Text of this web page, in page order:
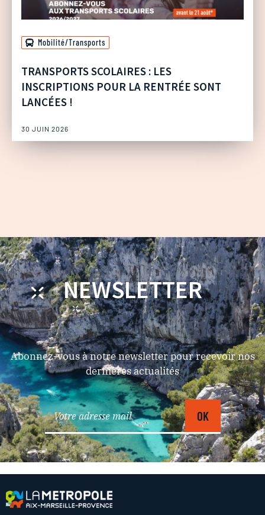
Mobilité/Transports
TRANSPORTS SCOLAIRES : LES
INSCRIPTIONS POUR LA RENTRÉE SONT
LANCÉES !
30 JUIN 2026
NEWSLETTER
Abonnez-vous à notre newsletter pour recevoir nos
dernières actualités